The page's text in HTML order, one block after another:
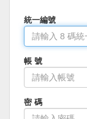
統一編號
帳 號
密 碼